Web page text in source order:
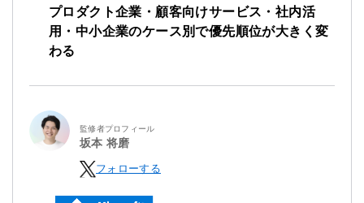
プロダクト企業・顧客向けサービス・社内活
用・中小企業のケース別で優先順位が大きく変
わる
監修者プロフィール
坂本 将磨
フォローする